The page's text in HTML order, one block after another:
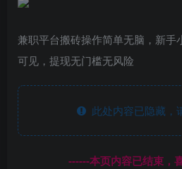
兼职平台搬砖操作简单无脑，新手
可见，提现无门槛无风险
此处内容已隐藏，
------本页内容已结束，